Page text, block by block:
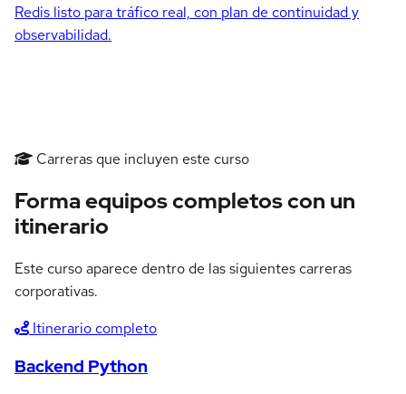
Redis listo para tráfico real, con plan de continuidad y
observabilidad.
Carreras que incluyen este curso
Forma equipos completos con un
itinerario
Este curso aparece dentro de las siguientes carreras
corporativas.
Itinerario completo
Backend Python